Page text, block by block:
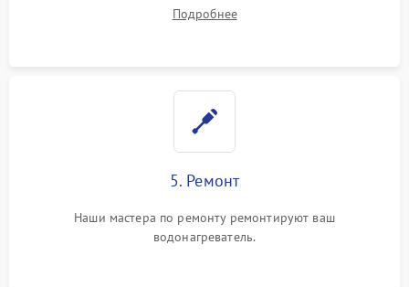
Подробнее
5. Ремонт
Наши мастера по ремонту ремонтируют ваш
водонагреватель.